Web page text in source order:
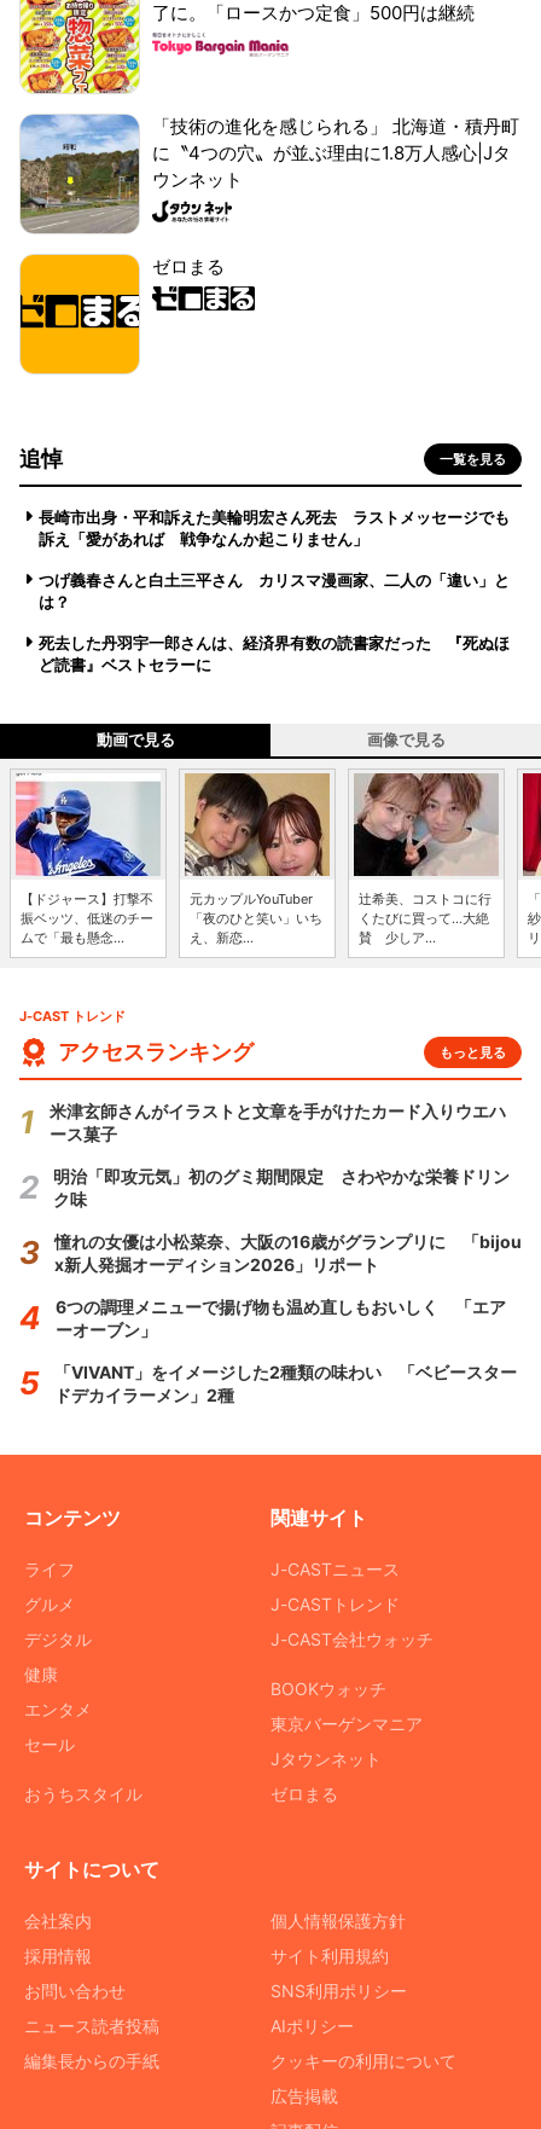
了に。「ロースかつ定食」500円は継続
「技術の進化を感じられる」 北海道・積丹町
に〝4つの穴〟が並ぶ理由に1.8万人感心|Jタ
ウンネット
ゼロまる
追悼 一覧を見る
長崎市出身・平和訴えた美輪明宏さん死去 ラストメッセージでも
訴え「愛があれば 戦争なんか起こりません」
つげ義春さんと白土三平さん カリスマ漫画家、二人の「違い」と
は？
死去した丹羽宇一郎さんは、経済界有数の読書家だった 『死ぬほ
ど読書』ベストセラーに
動画で見る 画像で見る
【ドジャース】打撃不
振ベッツ、低迷のチー
ムで「最も懸念...
元カップルYouTuber
「夜のひと笑い」いち
え、新恋...
辻希美、コストコに行
くたびに買って...大絶
賛 少しア...
J-CAST トレンド
アクセスランキング もっと見る
米津玄師さんがイラストと文章を手がけたカード入りウエハ
ース菓子
明治「即攻元気」初のグミ期間限定 さわやかな栄養ドリン
ク味
憧れの女優は小松菜奈、大阪の16歳がグランプリに 「bijou
x新人発掘オーディション2026」リポート
6つの調理メニューで揚げ物も温め直しもおいしく 「エア
ーオーブン」
「VIVANT」をイメージした2種類の味わい 「ベビースター
ドデカイラーメン」2種
コンテンツ
ライフ
グルメ
デジタル
健康
エンタメ
セール
おうちスタイル
関連サイト
J-CASTニュース
J-CASTトレンド
J-CAST会社ウォッチ
BOOKウォッチ
東京バーゲンマニア
Jタウンネット
ゼロまる
サイトについて
会社案内
採用情報
お問い合わせ
ニュース読者投稿
編集長からの手紙
個人情報保護方針
サイト利用規約
SNS利用ポリシー
AIポリシー
クッキーの利用について
広告掲載